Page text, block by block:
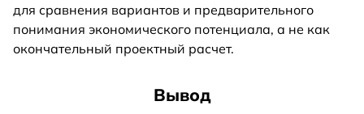
для сравнения вариантов и предварительного
понимания экономического потенциала, а не как
окончательный проектный расчет.
Вывод